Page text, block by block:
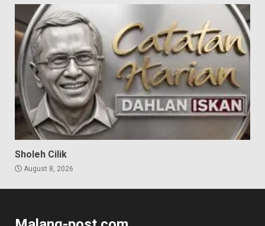
Sholeh Cilik
August 8, 2026